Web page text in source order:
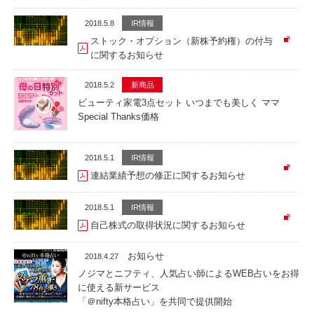
2018.5.8 IR情報
ストック・オプション（新株予約権）の付与
に関するお知らせ
2018.5.2 新商品
ビューティ家電3点セット いつまでも美しく ママ
Special Thanks価格
2018.5.1 IR情報
連結業績予想の修正に関するお知らせ
2018.5.1 IR情報
自己株式の取得状況に関するお知らせ
2018.4.27
お知らせ
ノジマとニフティ、人気占い師によるWEB占いをお得
に使える新サービス
「＠nifty本格占い」を共同で提供開始